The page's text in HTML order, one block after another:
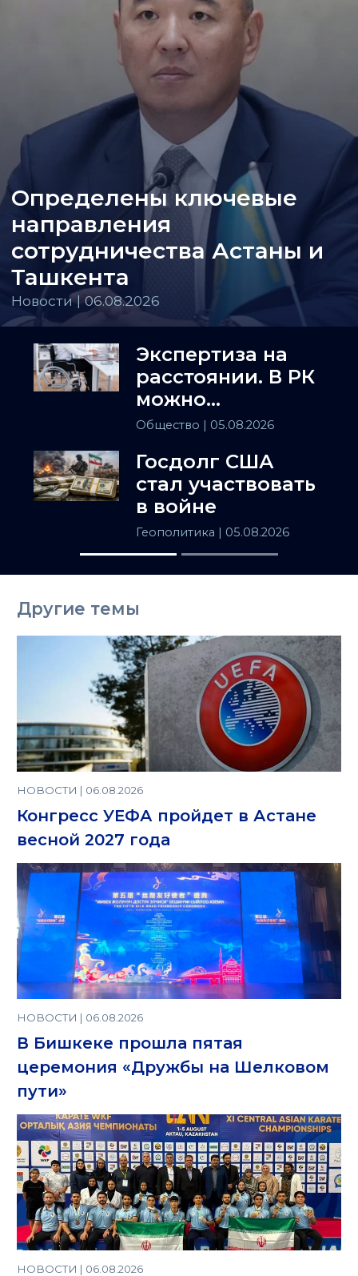
Определены ключевые
направления
сотрудничества Астаны и
Ташкента
Новости | 06.08.2026
Экспертиза на
расстоянии. В РК
можно
установить
заочно
Общество | 05.08.2026
Госдолг США
стал участвовать
в войне
Геополитика | 05.08.2026
Другие темы
НОВОСТИ | 06.08.2026
Конгресс УЕФА пройдет в Астане
весной 2027 года
НОВОСТИ | 06.08.2026
В Бишкеке прошла пятая
церемония «Дружбы на Шелковом
пути»
НОВОСТИ | 06.08.2026